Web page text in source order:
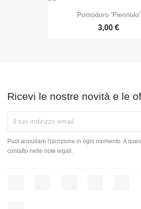
Pomodoro 'Piennolo'
3,00 €
Ricevi le nostre novità e le
Puoi annullare l'iscrizione in ogni momento. A
contatto nelle note legali.